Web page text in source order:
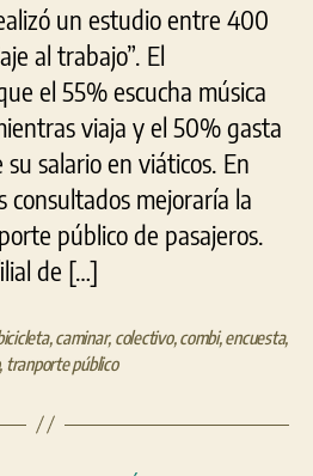
el
transporte
público
como
medio
para
llegar
al
trabajo
un estudio entre 400
al trabajo”. El
el 55% escucha música
viaja y el 50% gasta
salario en viáticos. En
mejoraría la
público de pasajeros.
de […]
,caminar, colectivo,combi,encuesta,
, tranporte público